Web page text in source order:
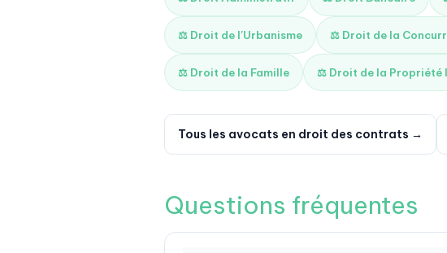
⚖️ Droit de l'Urbanisme ⚖️ Droit de la
⚖️ Droit de la Famille ⚖️ Droit de la Propriété
Tous les avocats en droit des contrats →
Questions fréquentes